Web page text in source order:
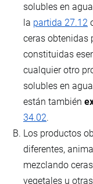
solubles en
la partida 27.12
ceras obtenidas
constituidas
cualquier otro
solubles en
están también
34.02.
Los productos
diferentes,
mezclando
vegetales u